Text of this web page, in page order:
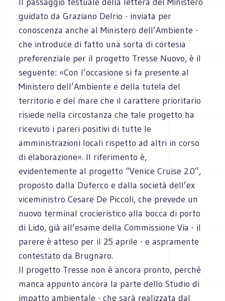
guidato da Graziano Delrio - inviata per
conoscenza anche al Ministero dell’Ambiente -
che introduce di fatto una sorta di cortesia
preferenziale per il progetto Tresse Nuovo, è il
seguente: «Con l’occasione si fa presente al
Ministero dell’Ambiente e della tutela del
territorio e del mare che il carattere prioritario
risiede nella circostanza che tale progetto ha
ricevuto i pareri positivi di tutte le
amministrazioni locali rispetto ad altri in corso
di elaborazione». Il riferimento è,
evidentemente al progetto “Venice Cruise 2.0”,
proposto dalla Duferco e dalla società dell’ex
viceministro Cesare De Piccoli, che prevede un
nuovo terminal crocieristico alla bocca di porto
di Lido, già all’esame della Commissione Via - il
parere è atteso per il 25 aprile - e aspramente
contestato da Brugnaro.
Il progetto Tresse non è ancora pronto, perché
manca appunto ancora la parte dello Studio di
impatto ambientale - che sarà realizzata dal